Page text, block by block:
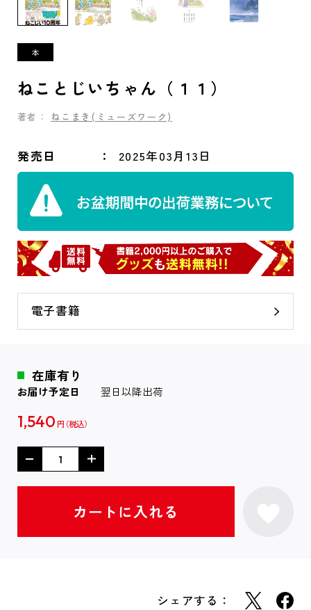
ねことじいちゃん（１１）
著者： ねこまき(ミューズワーク)
発売日 2025年03月13日
電子書籍
在庫有り
お届け予定日 翌日以降出荷
1,540 円
シェアする：